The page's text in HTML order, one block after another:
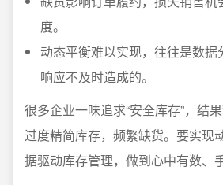
度。
动态平衡难以实现，往往是数据
响应不及时造成的。
很多企业一味追求“安全库存”，结
过度精简库存，频繁缺货。要实现
据驱动库存管理，做到心中有数、